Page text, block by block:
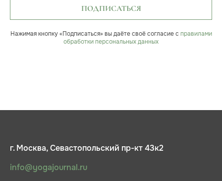
ПОДПИСАТЬСЯ
Нажимая кнопку «Подписаться» вы даёте своё согласие с правилами
обработки персональных данных
г. Москва, Севастопольский пр-кт 43к2
info@yogajournal.ru